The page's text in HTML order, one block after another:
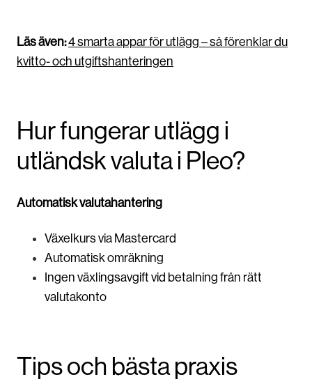
Läs även:4 smarta appar för utlägg – så förenklar du
kvitto- och utgiftshanteringen
Hur fungerar utlägg i
utländsk valuta i Pleo?
Automatisk valutahantering
Växelkurs via Mastercard
Automatisk omräkning
Ingen växlingsavgift vid betalning från rätt
valutakonto
Tips och bästa praxis